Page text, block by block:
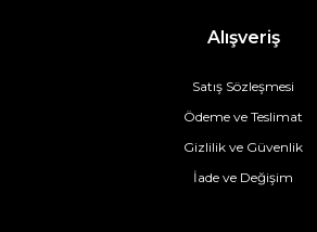
Alışveriş
Satış Sözleşmesi
Ödeme ve Teslimat
Gizlilik ve Güvenlik
İade ve Değişim